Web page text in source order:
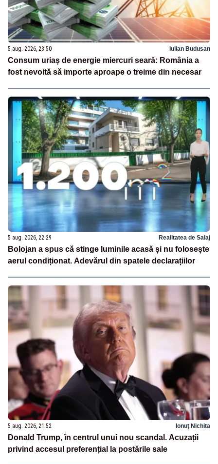
5 aug. 2026, 23:50 Iulian Budusan
Consum uriaș de energie miercuri seară: România a
fost nevoită să importe aproape o treime din necesar
5 aug. 2026, 22:29 Realitatea de Salaj
Bolojan a spus că stinge luminile acasă și nu folosește
aerul condiționat. Adevărul din spatele declarațiilor
5 aug. 2026, 21:52 Ionuț Nichita
Donald Trump, în centrul unui nou scandal. Acuzații
privind accesul preferențial la postările sale